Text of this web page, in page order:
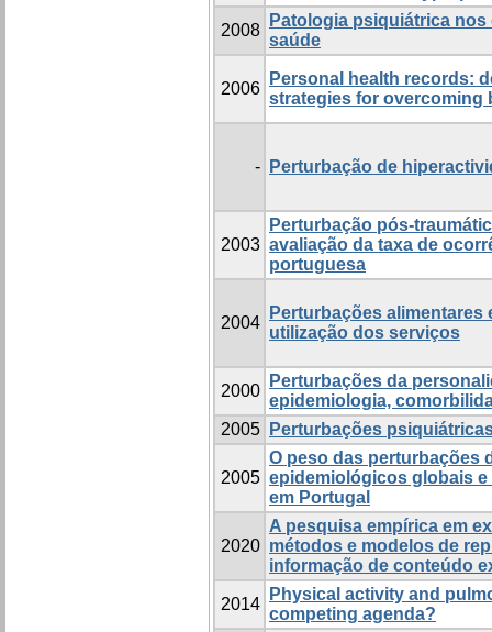
2008
Patologia psiquiátrica
saúde
2006
Personal health records:
strategies for overcoming
- Perturbação de
2003
Perturbação pós-
avaliação da taxa de
portuguesa
2004
Perturbações
utilização dos serviços
2000
Perturbações da
epidemiologia,
2005
Perturbações
2005
O peso das perturbações
epidemiológicos globais
em Portugal
2020
A pesquisa empírica em
métodos e modelos de
informação de conteúdo
2014
Physical activity and
competing agenda?